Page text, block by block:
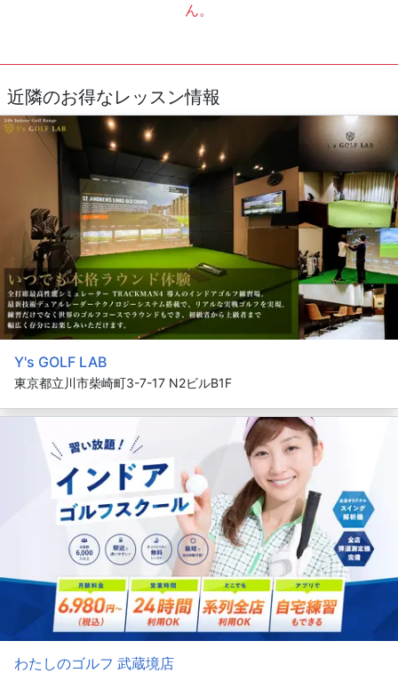
ん。
近隣のお得なレッスン情報
Y's GOLF LAB
東京都立川市柴崎町3-7-17 N2ビルB1F
わたしのゴルフ 武蔵境店